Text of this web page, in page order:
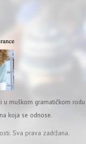
muškom gramatičkom rodu
koja se odnose.
Sva prava zadržana.